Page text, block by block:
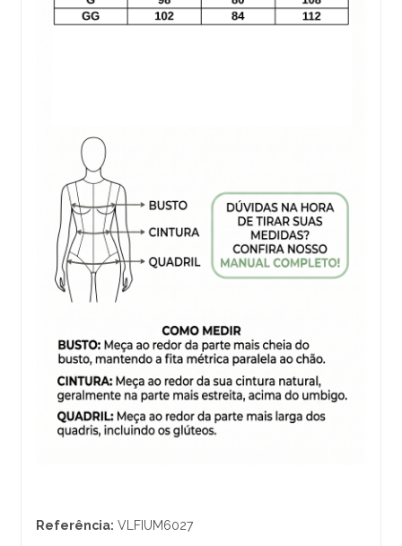
Referência: VLFIUM6027